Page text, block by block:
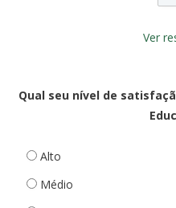
Ver
Qual seu nível de
Alto
Médio